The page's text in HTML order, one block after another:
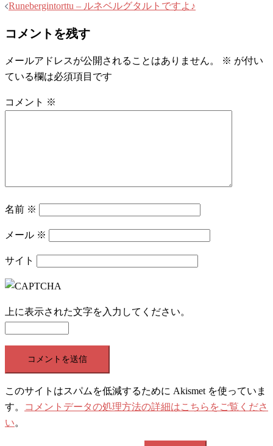
Runebergintorttu – ルネベルグタルトですよ♪
コメントを残す
メールアドレスが公開されることはありません。 ※ が付い
ている欄は必須項目です
コメント ※
名前 ※
メール ※
サイト
上に表示された文字を入力してください。
このサイトはスパムを低減するために Akismet を使っていま
す。
コメントデータの処理方法の詳細はこちらをご覧くださ
い。